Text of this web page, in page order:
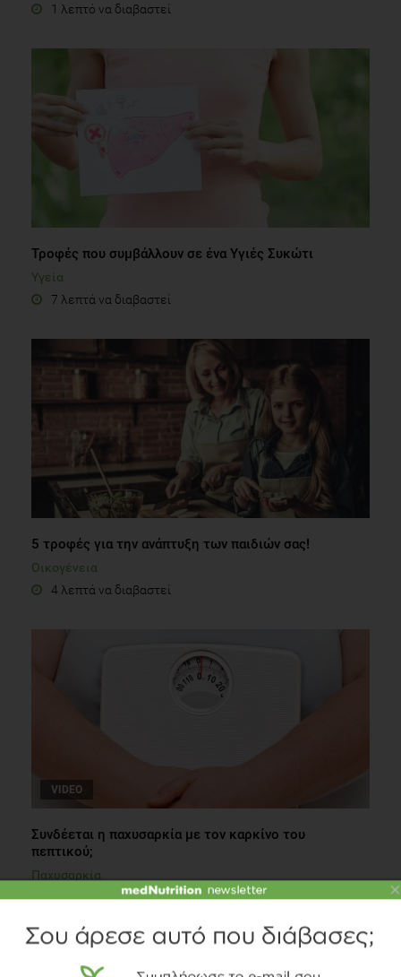
1 λεπτό να διαβαστεί
Τροφές που συμβάλλουν σε ένα Υγιές Συκώτι
Υγεία
7 λεπτά να διαβαστεί
5 τροφές για την ανάπτυξη των παιδιών σας!
Οικογένεια
4 λεπτά να διαβαστεί
VIDEO
Συνδέεται η παχυσαρκία με τον καρκίνο του
πεπτικού;
Παχυσαρκία
1 λεπτό να διαβαστεί
×